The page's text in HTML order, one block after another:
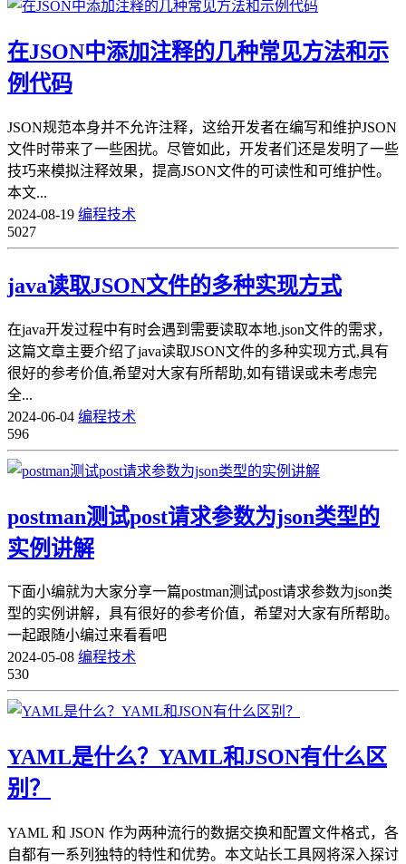
在JSON中添加注释的几种常见方法和示
例代码
JSON规范本身并不允许注释，这给开发者在编写和维护JSON
文件时带来了一些困扰。尽管如此，开发者们还是发明了一些
技巧来模拟注释效果，提高JSON文件的可读性和可维护性。
本文...
2024-08-19 编程技术
5027
java读取JSON文件的多种实现方式
在java开发过程中有时会遇到需要读取本地.json文件的需求，
这篇文章主要介绍了java读取JSON文件的多种实现方式,具有
很好的参考价值,希望对大家有所帮助,如有错误或未考虑完
全...
2024-06-04 编程技术
596
postman测试post请求参数为json类型的
实例讲解
下面小编就为大家分享一篇postman测试post请求参数为json类
型的实例讲解，具有很好的参考价值，希望对大家有所帮助。
一起跟随小编过来看看吧
2024-05-08 编程技术
530
YAML是什么？YAML和JSON有什么区
别？
YAML 和 JSON 作为两种流行的数据交换和配置文件格式，各
自都有一系列独特的特性和优势。本文站长工具网将深入探讨